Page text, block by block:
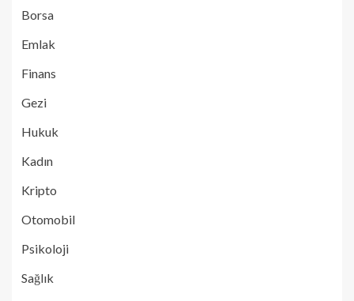
Borsa
Emlak
Finans
Gezi
Hukuk
Kadın
Kripto
Otomobil
Psikoloji
Sağlık